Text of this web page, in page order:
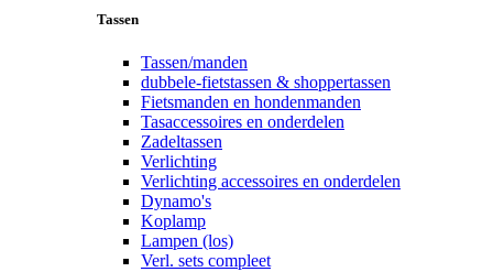
Tassen
Tassen/manden
dubbele-fietstassen & shoppertassen
Fietsmanden en hondenmanden
Tasaccessoires en onderdelen
Zadeltassen
Verlichting
Verlichting accessoires en onderdelen
Dynamo's
Koplamp
Lampen (los)
Verl. sets compleet